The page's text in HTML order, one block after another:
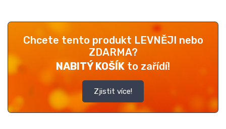
Chcete tento produkt LEVNĚJI nebo
ZDARMA?
NABITÝ KOŠÍK to zařídí!
Zjistit více!